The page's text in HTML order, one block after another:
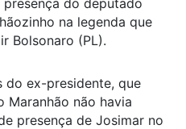
na legenda que
Bolsonaro (PL).
do ex-presidente, que
Maranhão não havia
presença de Josimar no